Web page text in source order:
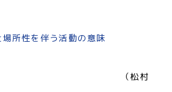
所性を伴う活動の意味
村